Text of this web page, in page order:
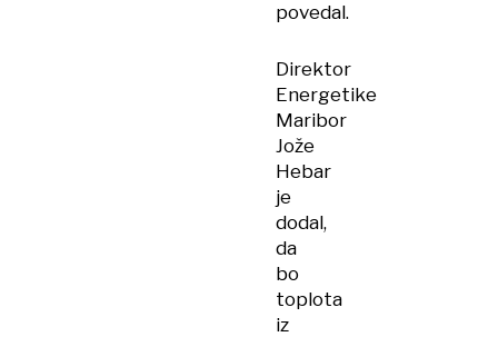
povedal.
Direktor
Energetike
Maribor
Jože
Hebar
je
dodal,
da
bo
toplota
iz